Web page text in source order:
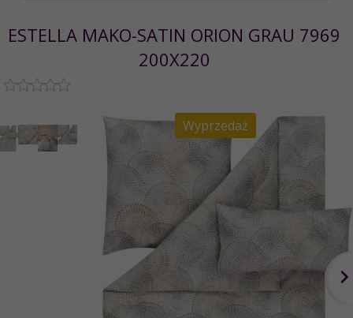
ESTELLA MAKO-SATIN ORION GRAU 7969
200X220
Wyprzedaż